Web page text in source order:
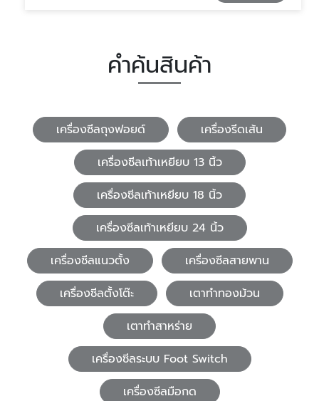
คำค้นสินค้า
เครื่องซีลถุงฟอยด์
เครื่องรีดเส้น
เครื่องซีลเท้าเหยียบ 13 นิ้ว
เครื่องซีลเท้าเหยียบ 18 นิ้ว
เครื่องซีลเท้าเหยียบ 24 นิ้ว
เครื่องซีลแนวตั้ง
เครื่องซีลสายพาน
เครื่องซีลตั้งโต๊ะ
เตาทำทองม้วน
เตาทำสาหร่าย
เครื่องซีลระบบ Foot Switch
เครื่องซีลมือกด